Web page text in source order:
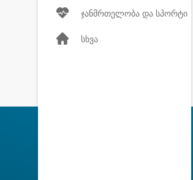
ჯანმრთელობა და სპორტი
სხვა